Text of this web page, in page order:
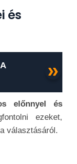
és
előnnyel és
ezeket,
választásáról.